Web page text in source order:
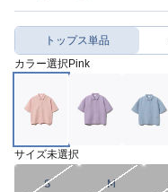
トップス単品
カラー選択 Pink
サイズ未選択
S M